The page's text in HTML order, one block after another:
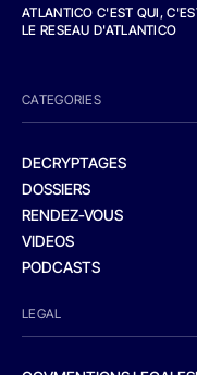
ATLANTICO C'EST QUI,
LE RESEAU D'ATLANTICO
CATEGORIES
DECRYPTAGES
DOSSIERS
RENDEZ-VOUS
VIDEOS
PODCASTS
LEGAL